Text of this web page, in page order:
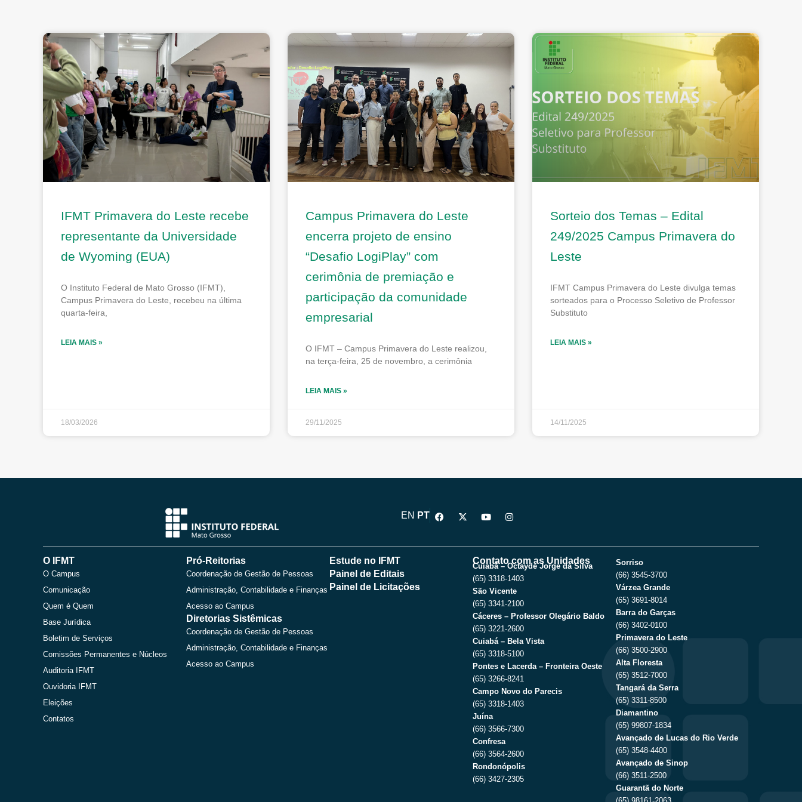
IFMT Primavera do Leste recebe
representante da Universidade
de Wyoming (EUA)
O Instituto Federal de Mato Grosso (IFMT),
Campus Primavera do Leste, recebeu na última
quarta-feira,
LEIA MAIS »
18/03/2026
Campus Primavera do Leste
encerra projeto de ensino
“Desafio LogiPlay” com
cerimônia de premiação e
participação da comunidade
empresarial
O IFMT – Campus Primavera do Leste realizou,
na terça-feira, 25 de novembro, a cerimônia
LEIA MAIS »
29/11/2025
Sorteio dos Temas – Edital
249/2025 Campus Primavera do
Leste
IFMT Campus Primavera do Leste divulga temas
sorteados para o Processo Seletivo de Professor
Substituto
LEIA MAIS »
14/11/2025
EN PT
F
a
b
X
-
i
Y
o
u
b
e
I
n
a
g
r
a
m
O IFMT
O Campus
Comunicação
Quem é Quem
Base Jurídica
Boletim de Serviços
Comissões Permanentes e Núcleos
Auditoria IFMT
Ouvidoria IFMT
Eleições
Contatos
Pró-Reitorias
Coordenação de Gestão de Pessoas
Administração, Contabilidade e Finanças
Acesso ao Campus
Diretorias Sistêmicas
Coordenação de Gestão de Pessoas
Administração, Contabilidade e Finanças
Acesso ao Campus
Estude no IFMT
Painel de Editais
Painel de Licitações
Contato com as Unidades
Cuiabá – Octayde Jorge da Silva
(65) 3318-1403
São Vicente
(65) 3341-2100
Cáceres – Professor Olegário Baldo
(65) 3221-2600
Cuiabá – Bela Vista
(65) 3318-5100
Pontes e Lacerda – Fronteira Oeste
(65) 3266-8241
Campo Novo do Parecis
(65) 3318-1403
Juína
(66) 3566-7300
Confresa
(66) 3564-2600
Rondonópolis
(66) 3427-2305
Sorriso
(66) 3545-3700
Várzea Grande
(65) 3691-8014
Barra do Garças
(66) 3402-0100
Primavera do Leste
(66) 3500-2900
Alta Floresta
(65) 3512-7000
Tangará da Serra
(65) 3311-8500
Diamantino
(65) 99807-1834
Avançado de Lucas do Rio Verde
(65) 3548-4400
Avançado de Sinop
(66) 3511-2500
Guarantã do Norte